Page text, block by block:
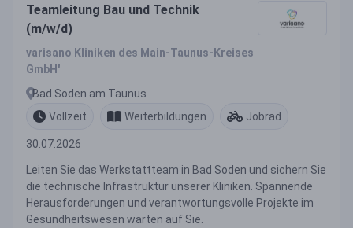
Teamleitung Bau und Technik
(m/w/d)
varisano Kliniken des Main-Taunus-Kreises
GmbH'
Bad Soden am Taunus
Vollzeit
Weiterbildungen Jobrad
30.07.2026
Leiten Sie das Werkstattteam in Bad Soden und sichern Sie
die technische Infrastruktur unserer Kliniken. Spannende
Herausforderungen und verantwortungsvolle Projekte im
Gesundheitswesen warten auf Sie.